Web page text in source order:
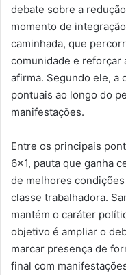
debate sobre a
momento de
caminhada, que
comunidade e reforçar
afirma. Segundo ele, a
pontuais ao longo do
manifestações.
Entre os principais
6×1, pauta que ganha
de melhores
classe trabalhadora.
mantém o caráter
objetivo é ampliar o
marcar presença de
final com